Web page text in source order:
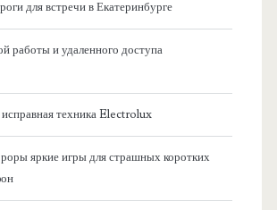
для встречи в Екатеринбурге
работы и удаленного доступа
техника Electrolux
яркие игры для страшных коротких